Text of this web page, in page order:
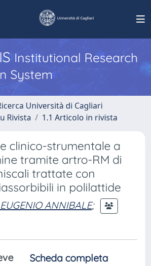
Institutional Research
System
Università di Cagliari
Rivista
1.1 Articolo in rivista
clinico-strumentale a
tramite artro-RM di
trattate con
in polilattide
ANNIBALE;
Scheda completa